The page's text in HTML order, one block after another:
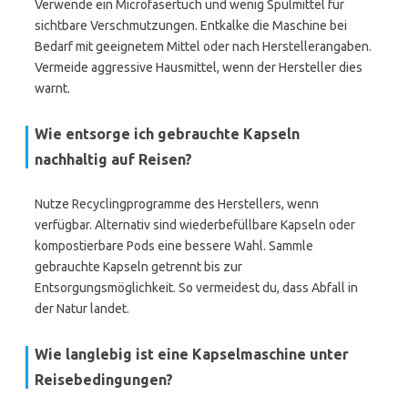
Verwende ein Microfasertuch und wenig Spülmittel für
sichtbare Verschmutzungen. Entkalke die Maschine bei
Bedarf mit geeignetem Mittel oder nach Herstellerangaben.
Vermeide aggressive Hausmittel, wenn der Hersteller dies
warnt.
Wie entsorge ich gebrauchte Kapseln
nachhaltig auf Reisen?
Nutze Recyclingprogramme des Herstellers, wenn
verfügbar. Alternativ sind wiederbefüllbare Kapseln oder
kompostierbare Pods eine bessere Wahl. Sammle
gebrauchte Kapseln getrennt bis zur
Entsorgungsmöglichkeit. So vermeidest du, dass Abfall in
der Natur landet.
Wie langlebig ist eine Kapselmaschine unter
Reisebedingungen?